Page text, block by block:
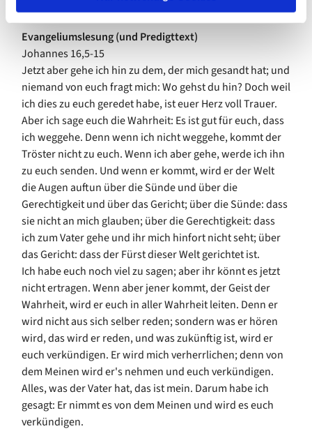
der ersten Christenheit.
Evangeliumslesung (und Predigttext)
Johannes 16,5-15
Jetzt aber gehe ich hin zu dem, der mich gesandt hat; und
niemand von euch fragt mich: Wo gehst du hin? Doch weil
ich dies zu euch geredet habe, ist euer Herz voll Trauer.
Aber ich sage euch die Wahrheit: Es ist gut für euch, dass
ich weggehe. Denn wenn ich nicht weggehe, kommt der
Tröster nicht zu euch. Wenn ich aber gehe, werde ich ihn
zu euch senden. Und wenn er kommt, wird er der Welt
die Augen auftun über die Sünde und über die
Gerechtigkeit und über das Gericht; über die Sünde: dass
sie nicht an mich glauben; über die Gerechtigkeit: dass
ich zum Vater gehe und ihr mich hinfort nicht seht; über
das Gericht: dass der Fürst dieser Welt gerichtet ist.
Ich habe euch noch viel zu sagen; aber ihr könnt es jetzt
nicht ertragen. Wenn aber jener kommt, der Geist der
Wahrheit, wird er euch in aller Wahrheit leiten. Denn er
wird nicht aus sich selber reden; sondern was er hören
wird, das wird er reden, und was zukünftig ist, wird er
euch verkündigen. Er wird mich verherrlichen; denn von
dem Meinen wird er's nehmen und euch verkündigen.
Alles, was der Vater hat, das ist mein. Darum habe ich
gesagt: Er nimmt es von dem Meinen und wird es euch
verkündigen.